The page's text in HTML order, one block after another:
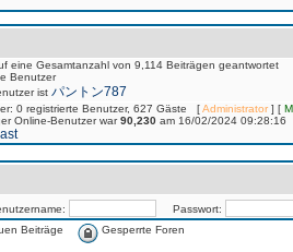
eine Gesamtanzahl von 9,114 Beiträgen geantwortet
Benutzer
ist パントン787
0 registrierte Benutzer, 627 Gäste [Administrator] [
Online-Benutzer war90,230 am 16/02/2024 09:28:16
Passwort:
Beiträge Gesperrte Foren